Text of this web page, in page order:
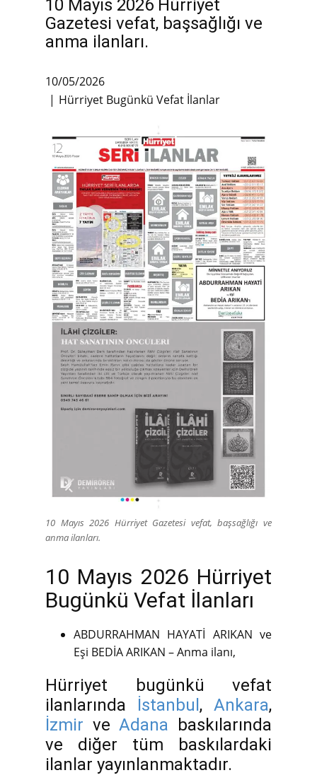
10 Mayıs 2026 Hürriyet
Gazetesi vefat, başsağlığı ve
anma ilanları.
10/05/2026
Hürriyet Bugünkü Vefat İlanlar
10 Mayıs 2026 Hürriyet Gazetesi vefat, başsağlığı ve
anma ilanları.
10 Mayıs 2026 Hürriyet
Bugünkü Vefat İlanları
ABDURRAHMAN HAYATİ ARIKAN ve
Eşi BEDİA ARIKAN – Anma ilanı,
Hürriyet bugünkü vefat
ilanlarında İstanbul , Ankara,
İzmir veAdana baskılarında
ve diğer tüm baskılardaki
ilanlar yayınlanmaktadır.